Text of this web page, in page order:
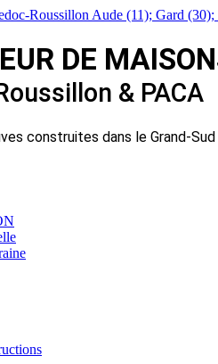
DE
& PACA
construites dans le Grand-Sud